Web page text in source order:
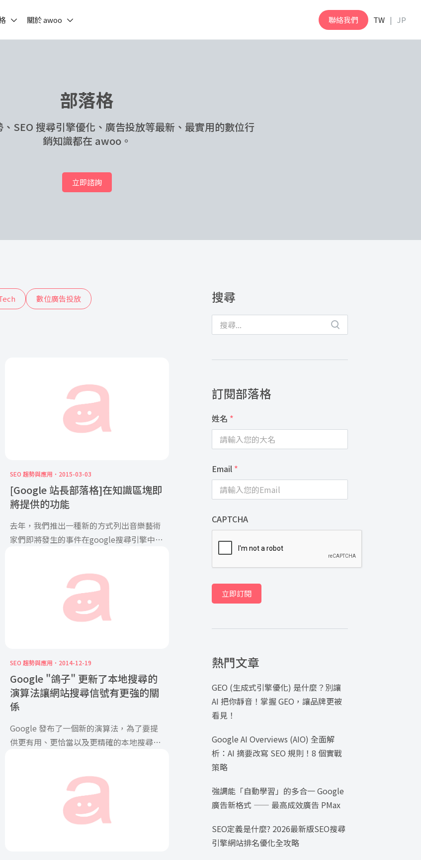
關於 awoo 聯絡我們 TW JP
部落格
SEO 搜尋引擎優化、廣告投放等最新、最實用的數位行
銷知識都在 awoo。
立即諮詢
數位廣告投放
SEO 趨勢與應用 2015-03-03
[Google 站長部落格]在知識區塊即
將提供的功能
去年，我們推出一種新的方式列出音樂藝術
家們即將發生的事件在google搜尋引擎中：
SEO 趨勢與應用 2014-12-19
Google "鴿子" 更新了本地搜尋的
演算法讓網站搜尋信號有更強的關
係
Google 發布了一個新的演算法，為了要提
供更有用、更恰當以及更精確的本地搜尋結
搜尋
訂閱部落格
姓名 *
Email *
CAPTCHA
立即訂閱
熱門文章
GEO (生成式引擎優化) 是什麼？別讓
AI 把你靜音！掌握 GEO，讓品牌更被
看見！
Google AI Overviews (AIO) 全面解
析：AI 摘要改寫 SEO 規則！8 個實戰
策略
強調能「自動學習」的多合一 Google
廣告新格式 —— 最高成效廣告 PMax
SEO定義是什麼? 2026最新版SEO搜尋
引擎網站排名優化全攻略